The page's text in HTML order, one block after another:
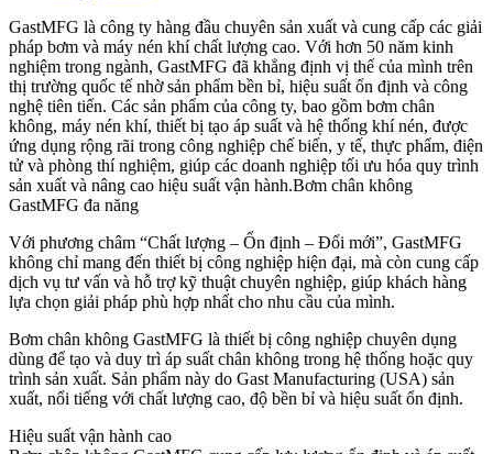
GastMFG là công ty hàng đầu chuyên sản xuất và cung cấp các giải
pháp bơm và máy nén khí chất lượng cao. Với hơn 50 năm kinh
nghiệm trong ngành, GastMFG đã khẳng định vị thế của mình trên
thị trường quốc tế nhờ sản phẩm bền bỉ, hiệu suất ổn định và công
nghệ tiên tiến. Các sản phẩm của công ty, bao gồm bơm chân
không, máy nén khí, thiết bị tạo áp suất và hệ thống khí nén, được
ứng dụng rộng rãi trong công nghiệp chế biến, y tế, thực phẩm, điện
tử và phòng thí nghiệm, giúp các doanh nghiệp tối ưu hóa quy trình
sản xuất và nâng cao hiệu suất vận hành.Bơm chân không
GastMFG đa năng
Với phương châm “Chất lượng – Ổn định – Đổi mới”, GastMFG
không chỉ mang đến thiết bị công nghiệp hiện đại, mà còn cung cấp
dịch vụ tư vấn và hỗ trợ kỹ thuật chuyên nghiệp, giúp khách hàng
lựa chọn giải pháp phù hợp nhất cho nhu cầu của mình.
Bơm chân không GastMFG là thiết bị công nghiệp chuyên dụng
dùng để tạo và duy trì áp suất chân không trong hệ thống hoặc quy
trình sản xuất. Sản phẩm này do Gast Manufacturing (USA) sản
xuất, nổi tiếng với chất lượng cao, độ bền bỉ và hiệu suất ổn định.
Hiệu suất vận hành cao